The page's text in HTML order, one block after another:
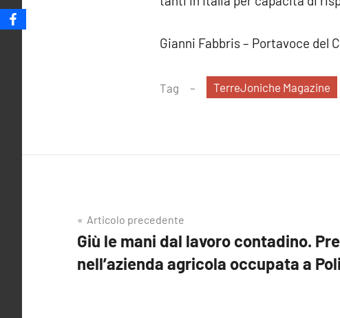
Gianni Fabbris – Portavoce del
Tag TerreJoniche Magazine
Navigazione
articoli
Articolo precedente
Giù le mani dal lavoro contadino.
nell’azienda agricola occupata a